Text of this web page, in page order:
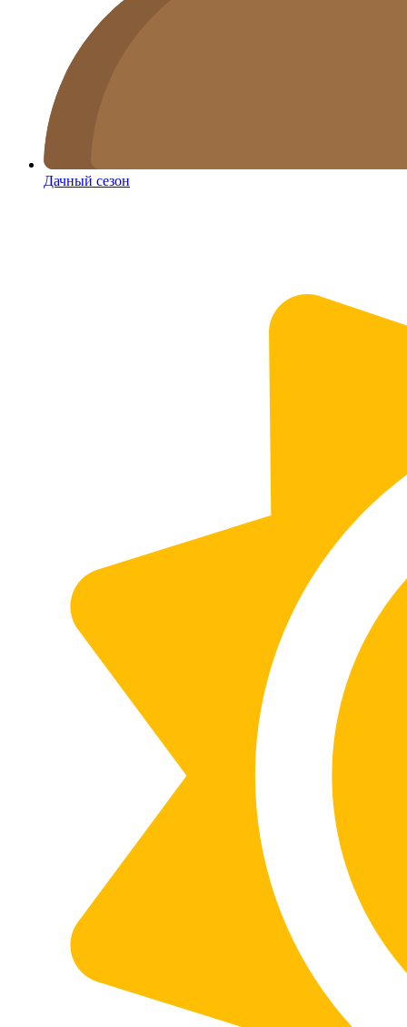
Дачный сезон